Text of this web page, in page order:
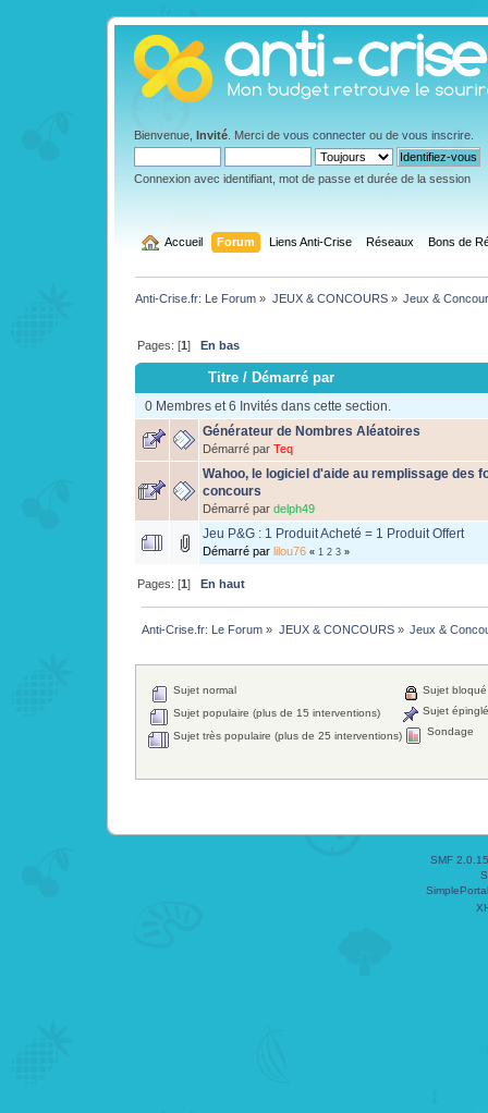
Bienvenue, Invité . Merci de vous connecter ou de vous inscrire
Connexion avec identifiant, mot de passe et durée de la session
Accueil Forum Liens Anti-Crise Réseaux Bons de
Anti-Crise.fr: Le Forum » JEUX & CONCOURS» Jeux &
Pages: [1]En bas
Titre /Démarré par
0 Membres et 6 Invités dans cette section.
Générateur de Nombres Aléatoires
Démarré par Teq
Wahoo, le logiciel d'aide au remplissage des
concours
Démarré par delph49
Jeu P&G : 1 Produit Acheté = 1 Produit Offert
Démarré par lilou76 « 1 2 3 »
Pages: [1]En haut
Anti-Crise.fr: Le Forum » JEUX & CONCOURS» Jeux &
Sujet normal
Sujet populaire (plus de 15 interventions)
Sujet très populaire (plus de 25 interventions)
Sujet bloqué
Sujet
Sondage
SMF 2.0.15